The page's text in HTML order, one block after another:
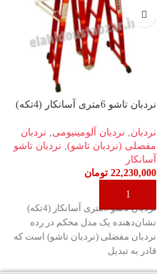
نردبان تاشو 6متری آسانکار (4تکه)
نردبان, نردبان آلومینیومی, نردبان
مفصلی (نردبان تاشو), نردبان تاشو
آسانکار
22,230,000 تومان
افزودن به سبد خرید
نردبان تاشو 6متری آسانکار (4تکه)
نشان‌دهنده یک مدل محکم در رده
نردبان مفضلی (نردبان تاشو) است که
قادر به تبدیل